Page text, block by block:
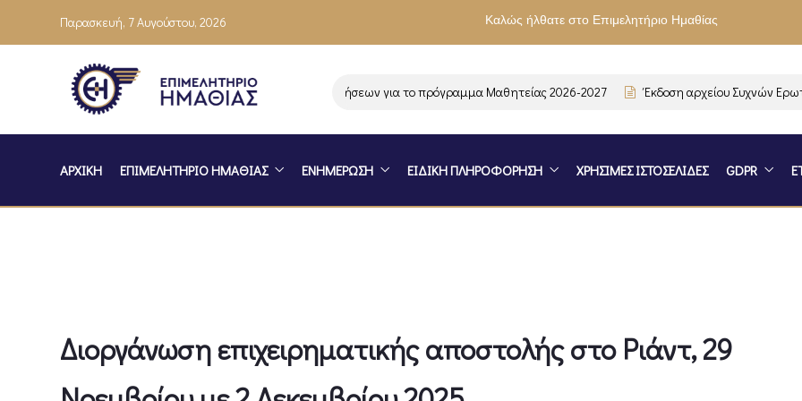
Παρασκευή, 7 Αυγούστου, 2026 Καλώς ήλθατε στο Επιμελητήριο Ημαθίας
Ενημέρωση επιχειρήσεων για το πρόγραμμα Μαθητείας 2026-2027 Έκδοση αρχείου Συχνών
ΑΡΧΙΚΗ ΕΠΙΜΕΛΗΤΗΡΙΟ ΗΜΑΘΙΑΣ ΕΝΗΜΕΡΩΣΗ ΕΙΔΙΚΗ ΠΛΗΡΟΦΟΡΗΣΗ ΧΡΗΣΙΜΕΣ ΙΣΤΟΣΕΛΙΔΕΣ GDPR
Διοργάνωση επιχειρηματικής αποστολής στο Ριάντ, 29